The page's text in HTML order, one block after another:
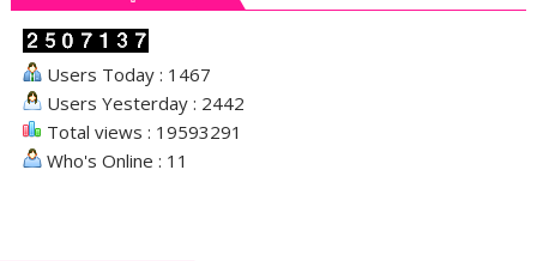
Users Today : 1467
Users Yesterday : 2442
Total views : 19593291
Who's Online : 11